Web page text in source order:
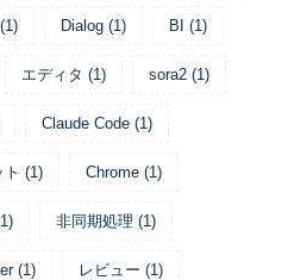
(1) Dialog (1) BI (1)
エディタ (1) sora2 (1)
Claude Code (1)
(1) Chrome (1)
1) 非同期処理 (1)
(1) レビュー (1)